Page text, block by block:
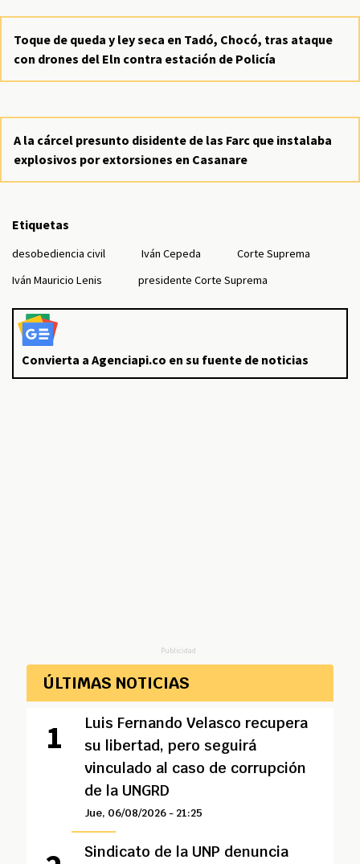
Toque de queda y ley seca en Tadó, Chocó, tras ataque
con drones del Eln contra estación de Policía
A la cárcel presunto disidente de las Farc que instalaba
explosivos por extorsiones en Casanare
Etiquetas
desobediencia civil Iván Cepeda
Corte Suprema
Iván Mauricio Lenis
presidente Corte Suprema
Convierta a Agenciapi.co en su fuente de noticias
Publicidad
ÚLTIMAS NOTICIAS
Luis Fernando Velasco recupera
su libertad, pero seguirá
vinculado al caso de corrupción
de la UNGRD
Jue, 06/08/2026 - 21:25
Sindicato de la UNP denuncia